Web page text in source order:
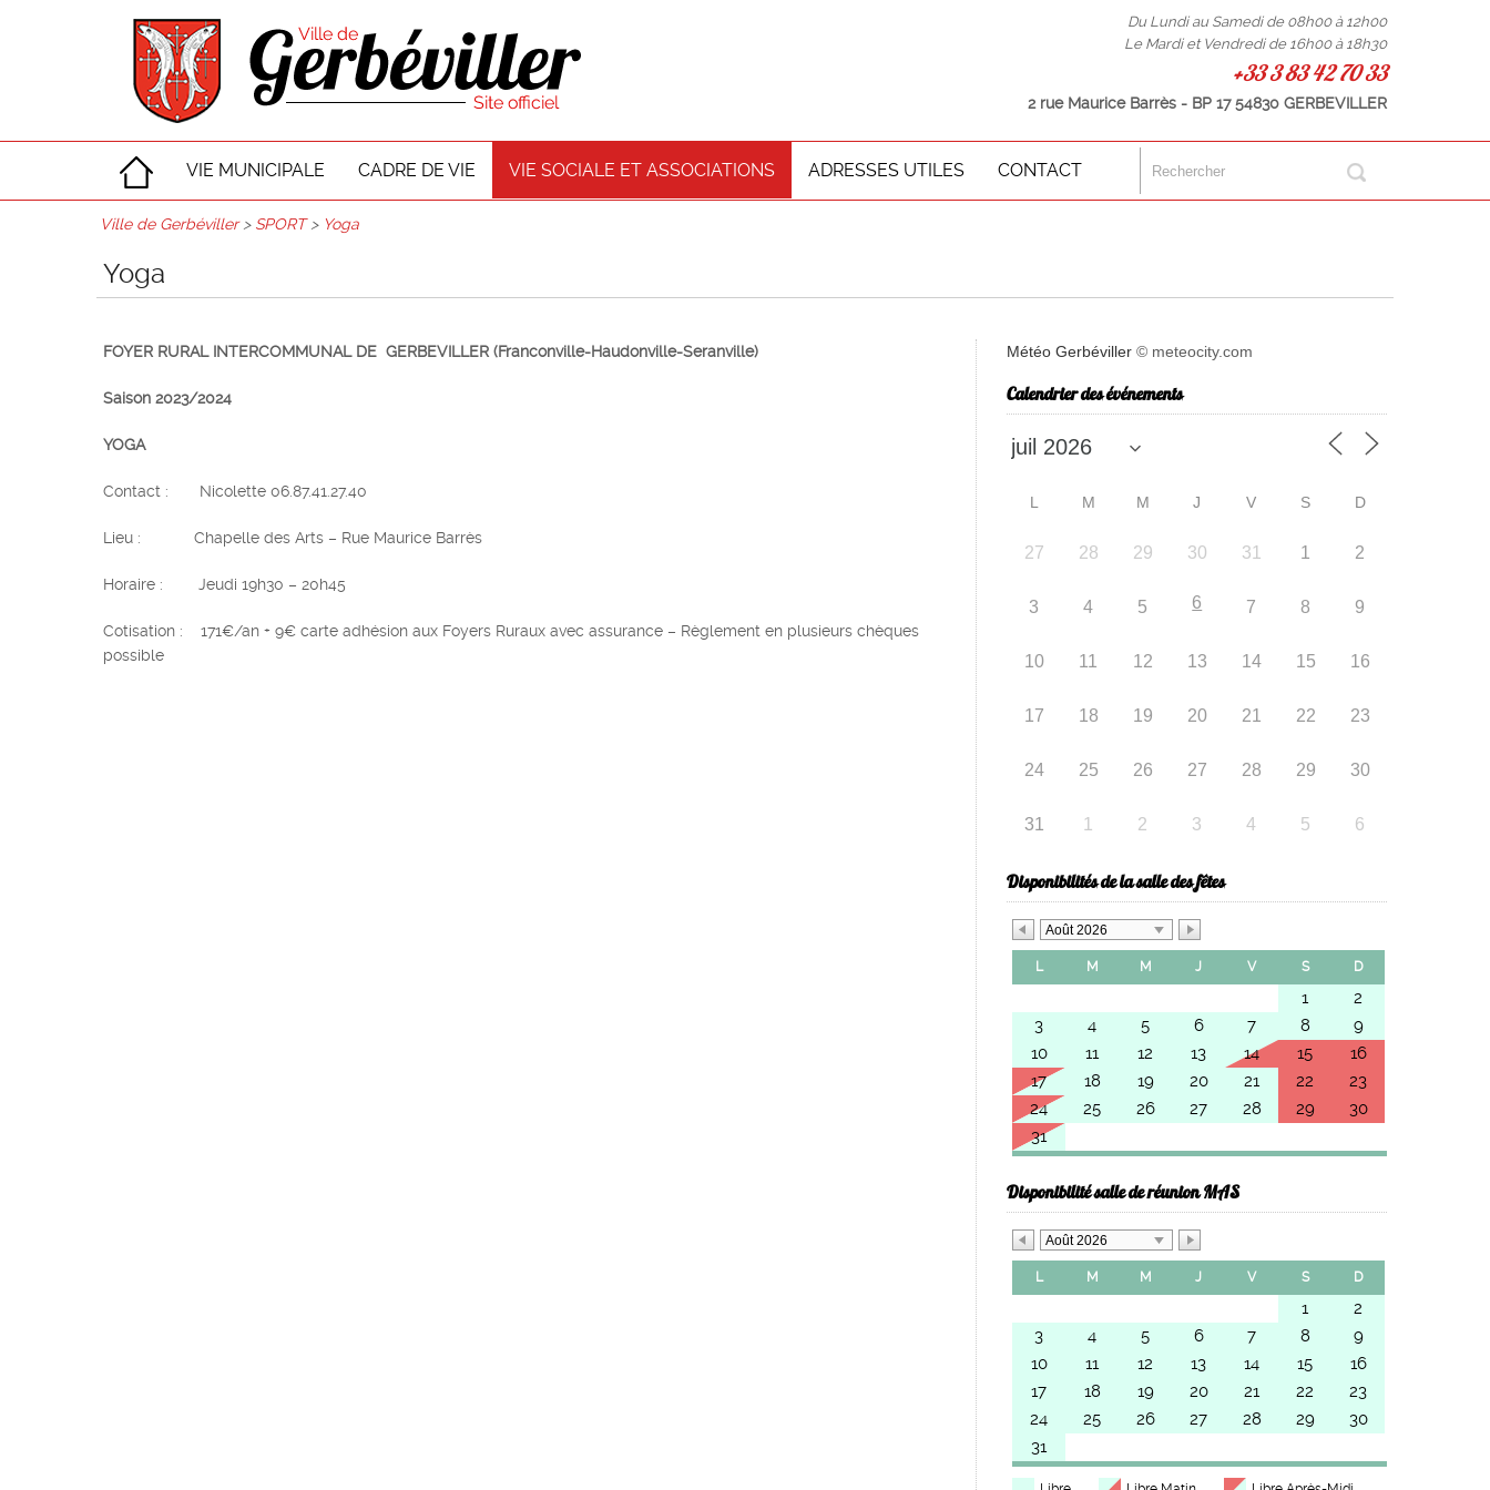
Du Lundi au Samedi de 08h00 à 12h00
Le Mardi et Vendredi de 16h00 à 18h30
+33 3 83 42 70 33
2 rue Maurice Barrès - BP 17 54830 GERBEVILLER
VIE MUNICIPALE CADRE DE VIE VIE SOCIALE ET ASSOCIATIONS ADRESSES UTILES CONTACT
Ville de Gerbéviller> SPORT> Yoga
Yoga
FOYER RURAL INTERCOMMUNAL DE GERBEVILLER (Franconville-Haudonville-Seranville)
Saison 2023/2024
YOGA
Contact : Nicolette 06.87.41.27.40
Lieu : Chapelle des Arts – Rue Maurice Barrès
Horaire : Jeudi 19h30 – 20h45
Cotisation : 171€/an + 9€ carte adhésion aux Foyers Ruraux avec assurance – Règlement en plusieurs chèques
possible
Météo Gerbéviller © meteocity.com
Calendrier des événements
L M M J V S D
27 28 29 30 31 1 2
3 4 5 6 7 8 9
10 11 12 13 14 15 16
17 18 19 20 21 22 23
24 25 26 27 28 29 30
31 1 2 3 4 5 6
Disponibilités de la salle des fêtes
Août 2026
L M M J V S D
1
2
3
4 5 6 7 8
9
10
11 12 13 14 15
16
17
18 19 20 21 22
23
24
25 26 27 28 29
30
31
Disponibilité salle de réunion MAS
Août 2026
L M M J V S D
1
2
3
4 5 6 7 8
9
10
11 12 13 14 15
16
17
18 19 20 21 22
23
24
25 26 27 28 29
30
31